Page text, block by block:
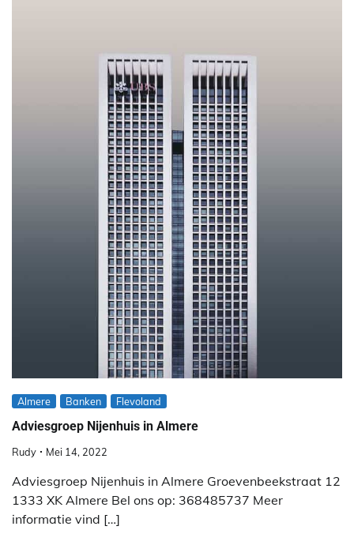
Almere Banken Flevoland
Adviesgroep Nijenhuis in Almere
Rudy Mei 14, 2022
Adviesgroep Nijenhuis in Almere Groevenbeekstraat 12
1333 XK Almere Bel ons op: 368485737 Meer
informatie vind […]